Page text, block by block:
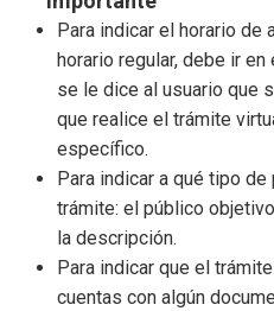
Para indicar el horario de
horario regular, debe ir
se le dice al usuario que
que realice el trámite
específico.
Para indicar a qué tipo
trámite: el público
la descripción.
Para indicar que el
cuentas con algún